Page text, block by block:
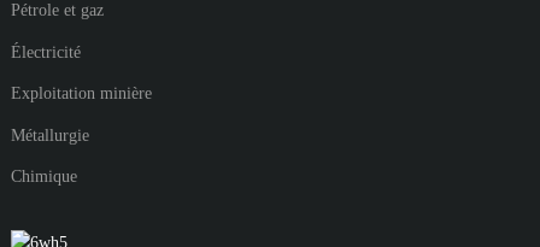
Pétrole et gaz
Électricité
Exploitation minière
Métallurgie
Chimique